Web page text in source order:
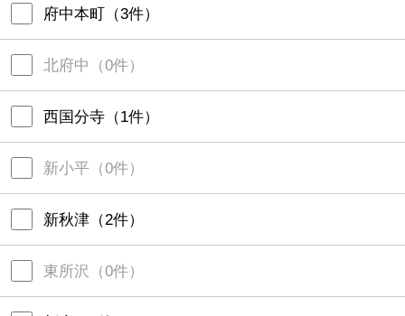
府中本町（3件）
北府中 （0件）
西国分寺（1件）
新小平（0件）
新秋津（2件）
東所沢 （0件）